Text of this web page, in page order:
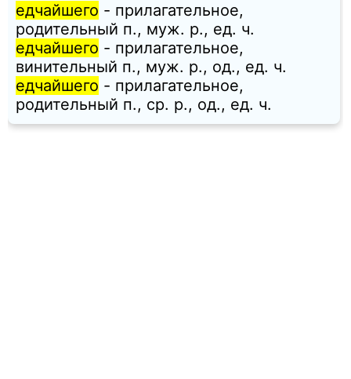
едчайшего - прилагательное,
родительный п., муж. p., ед. ч.
едчайшего - прилагательное,
винительный п., муж. p., од., ед. ч.
едчайшего - прилагательное,
родительный п., ср. p., од., ед. ч.